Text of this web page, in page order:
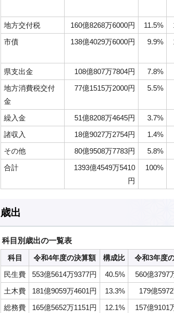
地方交付税
160億8268万6000円 11.5%
市債
138億4029万6000円 9.9%
県支出金
108億807万7804円 7.8%
地方消費税交付
金
77億1515万2000円 5.5%
繰入金 51億8208万4645円 3.7%
諸収入
18億9027万2754円 1.4%
その他
80億9508万7783円 5.8%
合計
1393億4549万5410
円
100%
歳出
科目別歳出の一覧表
科目 令和4年度の決算額 構成比 令和3年度
民生費
553億5614万9377円 40.5% 560億3797
土木費
181億9059万4601円 13.3% 179億
総務費
165億5652万1151円 12.1% 157億9101